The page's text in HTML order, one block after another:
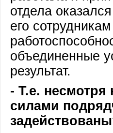
отдела
его
объединенные
результат.
- Т.е. несмотря
силами